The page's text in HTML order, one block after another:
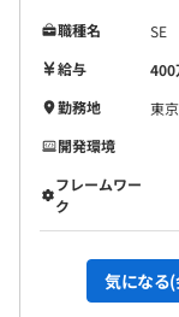
職種名
SE
給与
400
勤務地
東
開発環境
フレームワー
ク
気になる